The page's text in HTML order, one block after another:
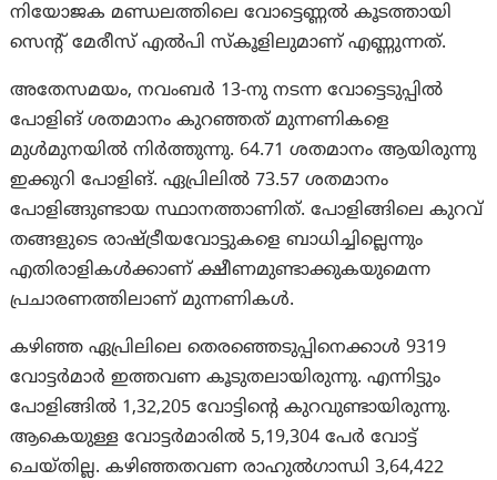
നിയോജക മണ്ഡലത്തിലെ വോട്ടെണ്ണല്‍ കൂടത്തായി
സെന്‍റ് മേരീസ് എല്‍പി സ്‌കൂളിലുമാണ് എണ്ണുന്നത്.
അതേസമയം, നവംബർ 13-നു നടന്ന വോട്ടെടുപ്പിൽ
പോളിങ് ശതമാനം കുറഞ്ഞത് മുന്നണികളെ
മുള്‍മുനയിൽ നിർത്തുന്നു. 64.71 ശതമാനം ആയിരുന്നു
ഇക്കുറി പോളിങ്. ഏപ്രിലിൽ 73.57 ശതമാനം
പോളിങ്ങുണ്ടായ സ്ഥാനത്താണിത്. പോളിങ്ങിലെ കുറവ്
തങ്ങളുടെ രാഷ്ട്രീയവോട്ടുകളെ ബാധിച്ചില്ലെന്നും
എതിരാളികൾക്കാണ് ക്ഷീണമുണ്ടാക്കുകയുമെന്ന
പ്രചാരണത്തിലാണ് മുന്നണികൾ.
കഴിഞ്ഞ ഏപ്രിലിലെ തെരഞ്ഞെടുപ്പിനെക്കാൾ 9319
വോട്ടർമാർ ഇത്തവണ കൂടുതലായിരുന്നു. എന്നിട്ടും
പോളിങ്ങിൽ 1,32,205 വോട്ടിന്‍റെ കുറവുണ്ടായിരുന്നു.
ആകെയുള്ള വോട്ടർമാരിൽ 5,19,304 പേർ വോട്ട്‌
ചെയ്‌തില്ല. കഴിഞ്ഞതവണ രാഹുൽഗാന്ധി 3,64,422